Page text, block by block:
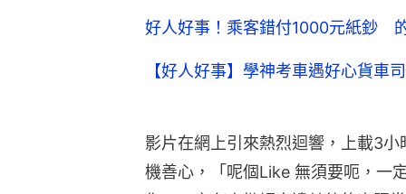
好人好事！乘客錯付1000元紙鈔
【好人好事】學神考車遇好心貨
影片在網上引來熱烈迴響，上載3
機善心，「呢個Like 無須要呃，一